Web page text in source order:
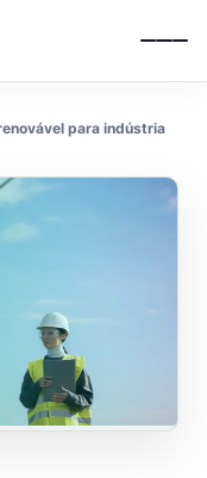
para indústria